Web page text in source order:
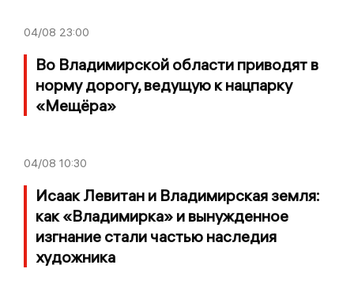
04/08 23:00
Во Владимирской области приводят в
норму дорогу, ведущую к нацпарку
«Мещёра»
04/08 10:30
Исаак Левитан и Владимирская земля:
как «Владимирка» и вынужденное
изгнание стали частью наследия
художника